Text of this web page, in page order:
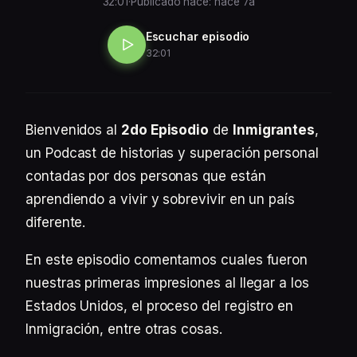
Escuchar episodio
32:01
Bienvenidos al 2do Episodio de Inmigrantes,
un Podcast de historias y superación personal
contadas por dos personas que están
aprendiendo a vivir y sobrevivir en un país
diferente.
En este episodio comentamos cuales fueron
nuestras primeras impresiones al llegar a los
Estados Unidos, el proceso del registro en
Inmigración, entre otras cosas.